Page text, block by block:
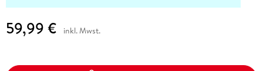
59,99 € inkl. Mwst.